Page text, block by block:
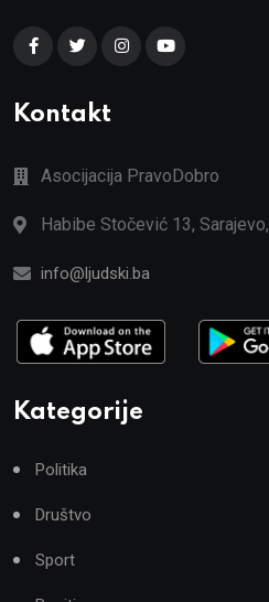
Kontakt
Asocijacija PravoDobro
Habibe Stočević 13,
info@ljudski.ba
Kategorije
Politika
Društvo
Sport